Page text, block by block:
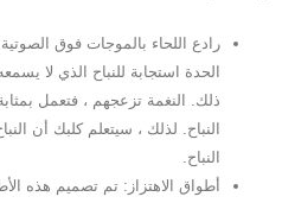
رادع اللحاء بالموجات فوق
الحدة استجابة للنباح الذي لا
ذلك. النغمة تزعجهم ، فتعمل
النباح. لذلك ، سيتعلم كلبك أن
النباح.
أطواق الاهتزاز: تم تصميم هذه